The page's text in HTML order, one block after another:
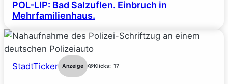
POL-LIP: Bad Salzuflen. Einbruch in
Mehrfamilienhaus.
StadtTicker Anzeige Klicks: 17